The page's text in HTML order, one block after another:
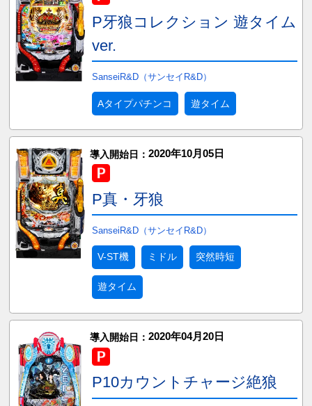
P牙狼コレクション 遊タイム
ver.
SanseiR&D（サンセイR&D）
Aタイプパチンコ 遊タイム
導入開始日： 2020年10月05日
P真・牙狼
SanseiR&D（サンセイR&D）
V-ST機 ミドル 突然時短
遊タイム
導入開始日： 2020年04月20日
P10カウントチャージ絶狼